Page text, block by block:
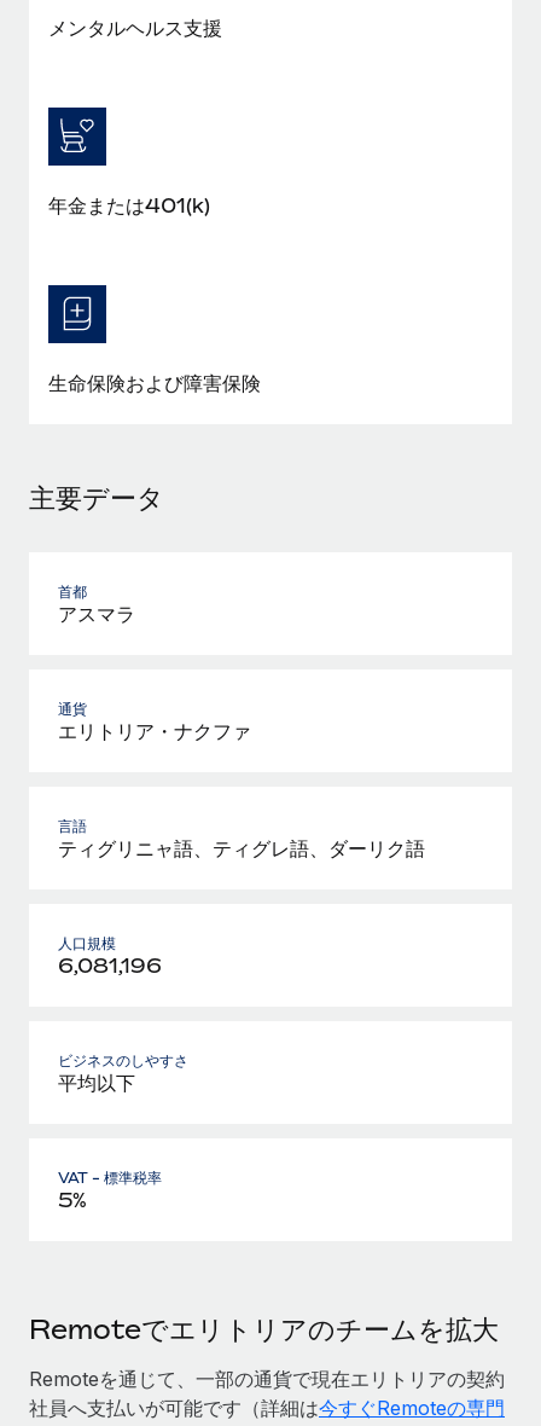
業務に最適な人材を採用し、管理し、給与を支給できるようにす
詳細を見る
給与詐欺：種類、事例、ビジネスを守る方法
ム間で頻繁に移動しているためです。このため、自社のビジネス
を保護することは極めて重要です。...
メンタルヘルス支援
年金または401(k)
生命保険および障害保険
主要データ
首都
アスマラ
通貨
エリトリア・ナクファ
言語
ティグリニャ語、ティグレ語、ダーリク語
人口規模
6,081,196
ビジネスのしやすさ
平均以下
VAT - 標準税率
5%
Remoteでエリトリアのチームを拡大
Remoteを通じて、一部の通貨で現在エリトリアの契約
社員へ支払いが可能です（詳細は今すぐRemoteの専門